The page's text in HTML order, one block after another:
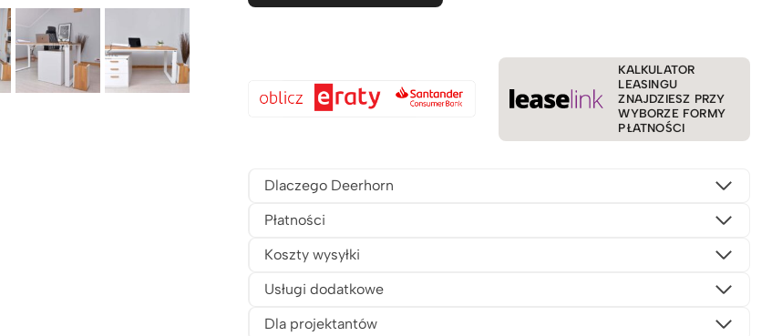
KALKULATOR
LEASINGU
ZNAJDZIESZ PRZY
WYBORZE FORMY
PŁATNOŚCI
Dlaczego Deerhorn
Płatności
Koszty wysyłki
Usługi dodatkowe
Dla projektantów